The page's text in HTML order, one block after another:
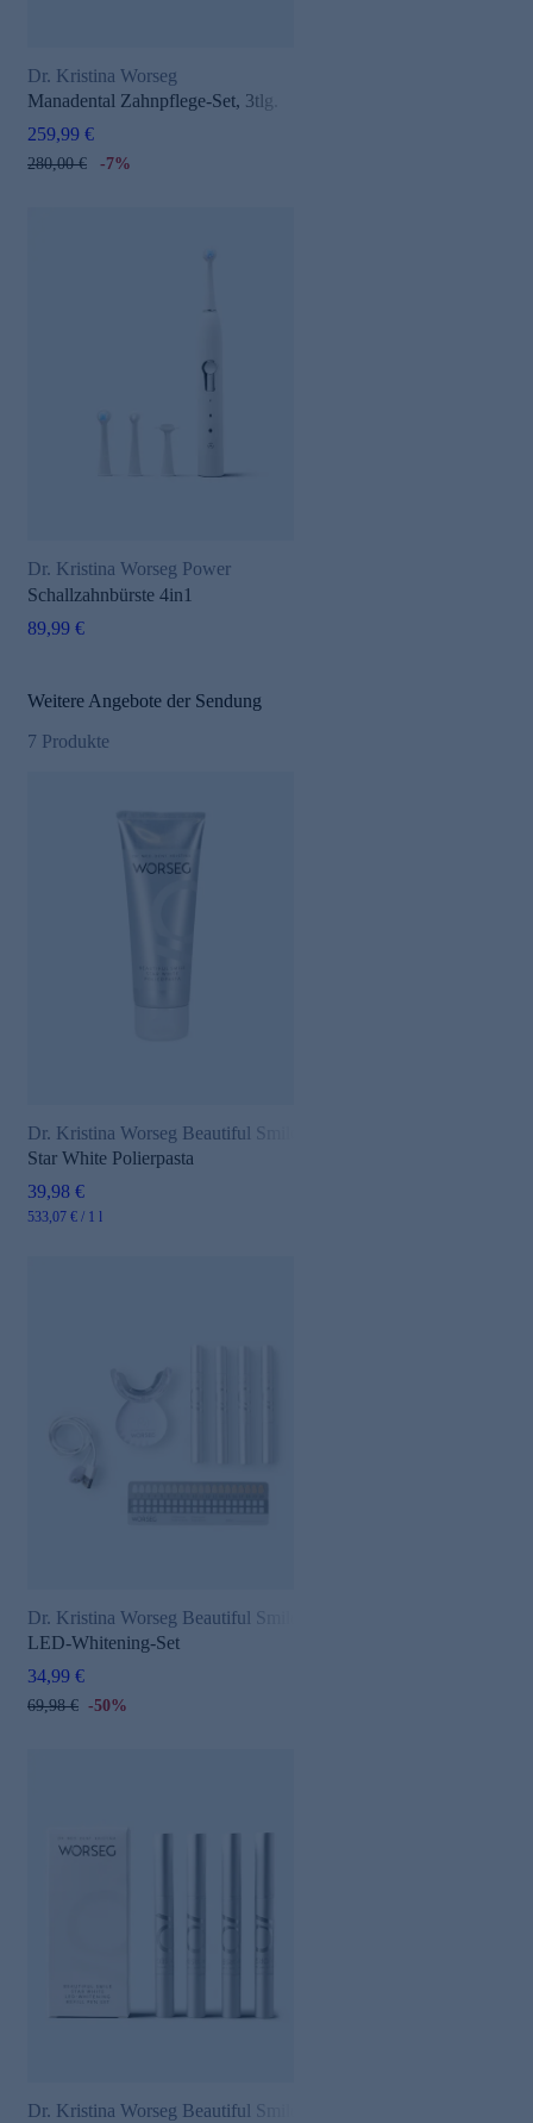
Dr. Kristina Worseg
Manadental Zahnpflege-Set, 3tlg.
259,99 €
280,00 € -7%
Dr. Kristina Worseg Power
Schallzahnbürste 4in1
89,99 €
Weitere Angebote der Sendung
7 Produkte
Dr. Kristina Worseg Beautiful Smile
Star White Polierpasta
39,98 €
533,07 € / 1 l
Dr. Kristina Worseg Beautiful Smile
LED-Whitening-Set
34,99 €
69,98 € -50%
Dr. Kristina Worseg Beautiful Smile